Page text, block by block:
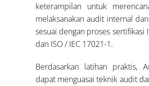
keterampilan untuk
melaksanakan audit internal
sesuai dengan proses sertifikasi
dan ISO / IEC 17021-1.
Berdasarkan latihan praktis,
dapat menguasai teknik audit